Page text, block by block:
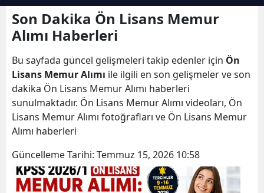
Son Dakika Ön Lisans Memur
Alımı Haberleri
Bu sayfada güncel gelişmeleri takip edenler için Ön
Lisans Memur Alımı ile ilgili en son gelişmeler ve son
dakika Ön Lisans Memur Alımı haberleri
sunulmaktadır. Ön Lisans Memur Alımı videoları, Ön
Lisans Memur Alımı fotoğrafları ve Ön Lisans Memur
Alımı haberleri
Güncelleme Tarihi: Temmuz 15, 2026 10:58